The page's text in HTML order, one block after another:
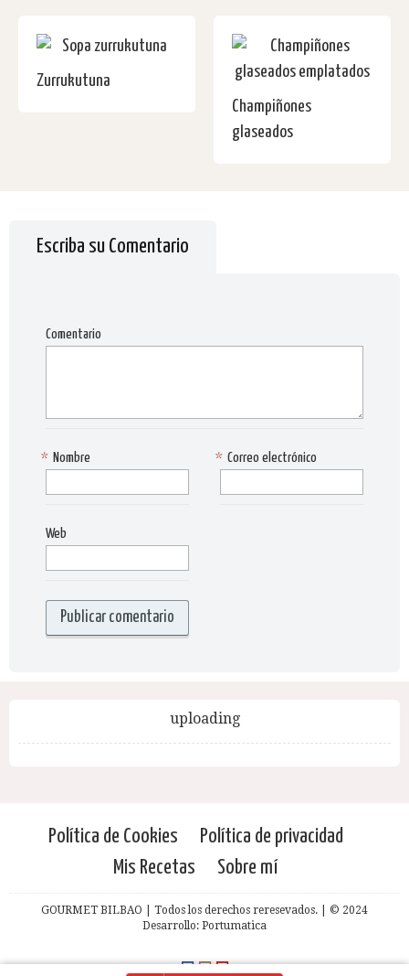
Zurrukutuna
Champiñones
glaseados
Escriba su Comentario
Comentario
Nombre
* Correo electrónico
*
Web
uploading
Política de Cookies
Política de privacidad
Mis Recetas
Sobre mí
GOURMET BILBAO | Todos los derechos reresevados. | © 2024
Desarrollo: Portumatica